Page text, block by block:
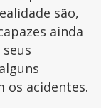
são,
ainda
os acidentes.